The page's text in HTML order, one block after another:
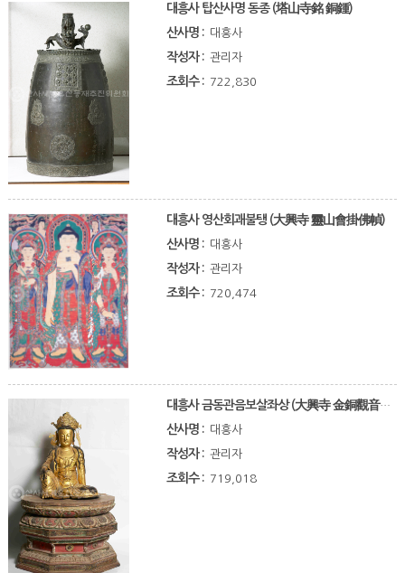
대흥사 탑산사명 동종 (塔山寺銘 銅鍾)
산사명 : 대흥사
작성자 : 관리자
조회수 : 722,830
대흥사 영산회괘불탱 (大興寺 靈山會掛佛幀)
산사명 : 대흥사
작성자 : 관리자
조회수 : 720,474
대흥사 금동관음보살좌상 (大興寺 金銅觀音菩薩坐像)
산사명 : 대흥사
작성자 : 관리자
조회수 : 719,018